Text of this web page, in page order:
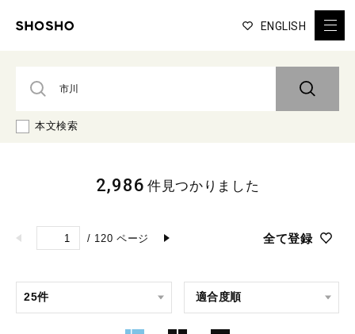
ENGLISH
本文検索
/ 120 ページ 全て登録
2,986 件見つかりました